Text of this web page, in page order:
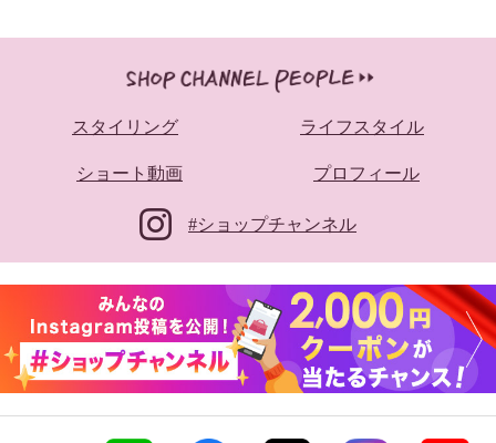
スタイリング ライフスタイル
ショート動画 プロフィール
#ショップチャンネル